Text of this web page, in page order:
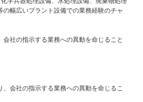
の幅広いプラント設備での業務経験のチャ
会社の指示する業務への異動を命じること
、会社の指示する業務への異動を命じるこ